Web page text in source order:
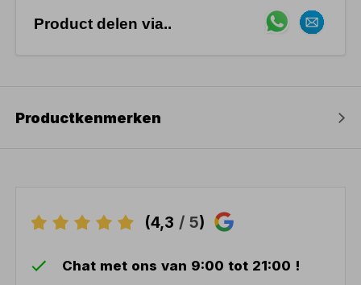
Product delen via..
Productkenmerken
(4,3 / 5)
Chat met ons van 9:00 tot 21:00 !